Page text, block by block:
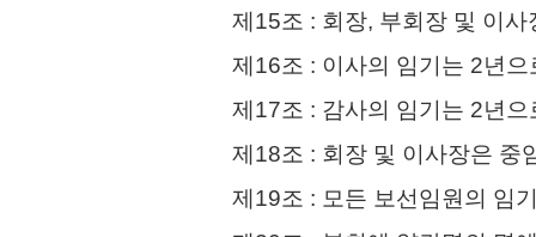
제15조 : 회장, 부회장 및 이
제16조 : 이사의 임기는 2년으
제17조 : 감사의 임기는 2년으
제18조 : 회장 및 이사장은 중
제19조 : 모든 보선임원의 임